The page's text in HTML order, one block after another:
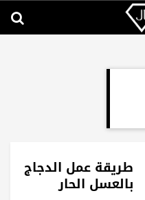
طريقة عمل الدجاج
بالعسل الحار